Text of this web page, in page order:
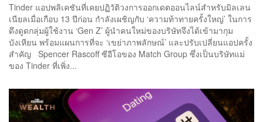
Tinder แอปพลิเคชันที่เคยปฏิวัติวงการออกเดตออนไลน์สำหรับมิลเลน
เนียลเมื่อเกือบ 13 ปีก่อน กำลังเผชิญกับ ‘ความท้าทายครั้งใหญ่’ ในการ
ดึงดูดกลุ่มผู้ใช้งาน ‘Gen Z’ ผู้นำคนใหม่ของบริษัทจึงได้เข้ามากุม
บังเหียน พร้อมแผนการที่จะ ‘เขย่าภาพลักษณ์’ และปรับเปลี่ยนแอปครั้ง
สำคัญ Spencer Rascoff ซีอีโอของ Match Group ซึ่งเป็นบริษัทแม่
ของ Tinder ที่เพิ่ง...